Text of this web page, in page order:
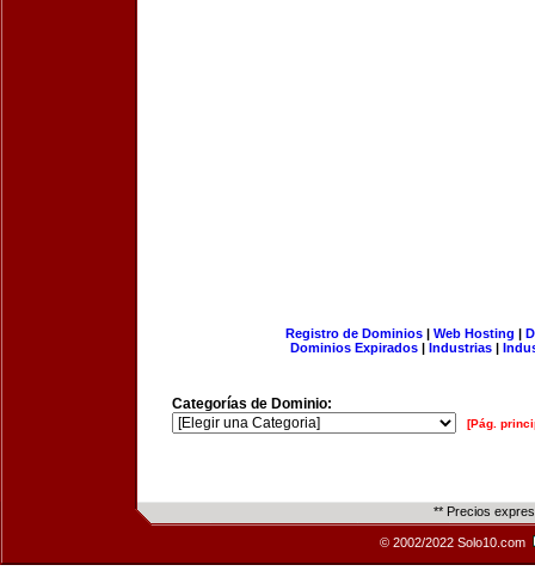
Registro de Dominios| Web Hosting |
Dominios Expirados | Industrias |
Categorías de Dominio:
[Pág.
** Precios
© 2002/2022 Solo10.com